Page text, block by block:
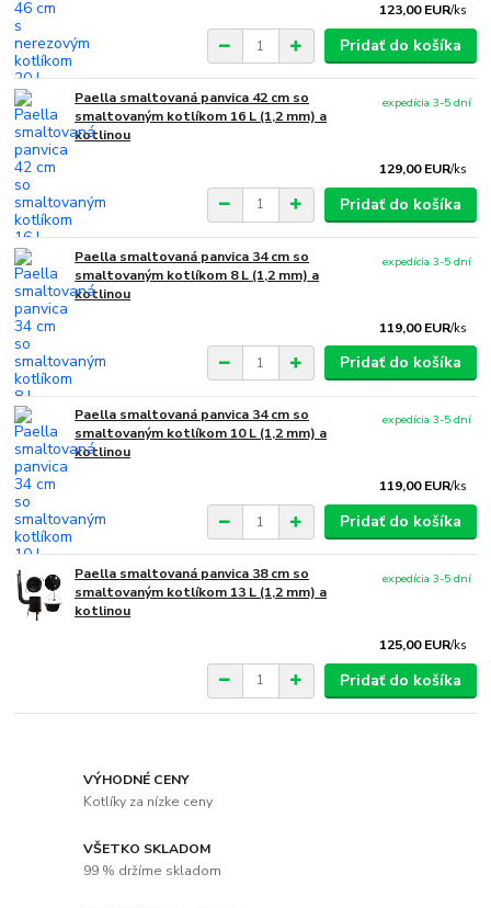
123,00 EUR/ks
Pridať do košíka
Paella smaltovaná panvica 42 cm so
smaltovaným kotlíkom 16 L (1,2 mm) a
kotlinou
129,00 EUR/ks
expedícia 3-5 dní
Pridať do košíka
Paella smaltovaná panvica 34 cm so
smaltovaným kotlíkom 8 L (1,2 mm) a
kotlinou
119,00 EUR/ks
expedícia 3-5 dní
Pridať do košíka
Paella smaltovaná panvica 34 cm so
smaltovaným kotlíkom 10 L (1,2 mm) a
kotlinou
119,00 EUR/ks
expedícia 3-5 dní
Pridať do košíka
Paella smaltovaná panvica 38 cm so
smaltovaným kotlíkom 13 L (1,2 mm) a
kotlinou
125,00 EUR/ks
expedícia 3-5 dní
Pridať do košíka
VÝHODNÉ CENY
Kotlíky za nízke ceny
VŠETKO SKLADOM
99 % držíme skladom